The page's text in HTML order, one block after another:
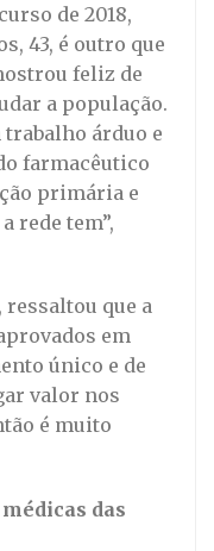
de 2018,
43, é outro que
feliz de
a população.
árduo e
farmacêutico
primária e
rede tem”,
ressaltou que a
em
único e de
valor nos
é muito
das